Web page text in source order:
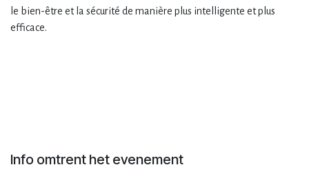
le bien-être et la sécurité de manière plus intelligente et plus
efficace.
Info omtrent het evenement